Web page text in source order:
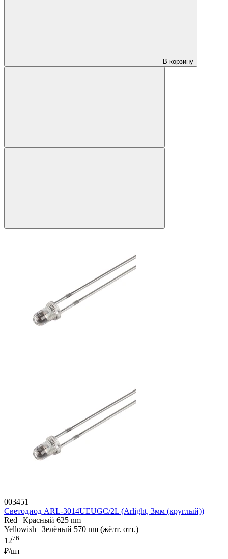
В корзину
003451
Светодиод ARL-3014UEUGC/2L (Arlight, 3мм (круглый))
Red | Красный 625 nm
Yellowish | Зелёный 570 nm (жёлт. отт.)
1276
₽/шт